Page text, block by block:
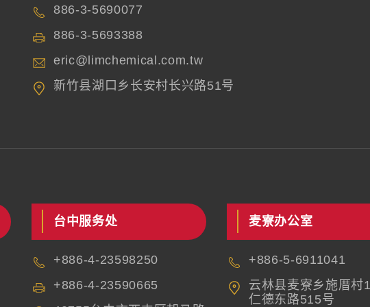
886-3-5690077
886-3-5693388
eric@limchemical.com.tw
新竹县湖口乡长安村长兴路51号
台中服务处
+886-4-23598250
+886-4-23590665
麦寮办公室
+886-5-6911041
云林县麦寮乡施厝村
仁德东路515号